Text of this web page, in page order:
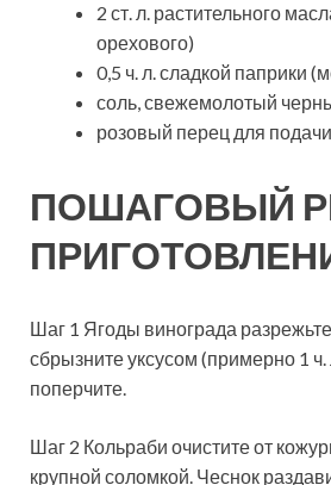
2 ст. л. растительного
орехового)
0,5 ч. л. сладкой паприки
соль, свежемолотый
розовый перец для подачи
ПОШАГОВЫЙ
Шаг 1 Ягоды винограда
сбрызните уксусом (примерно 1 ч.
поперчите.
Шаг 2 Кольраби очистите от
крупной соломкой. Чеснок